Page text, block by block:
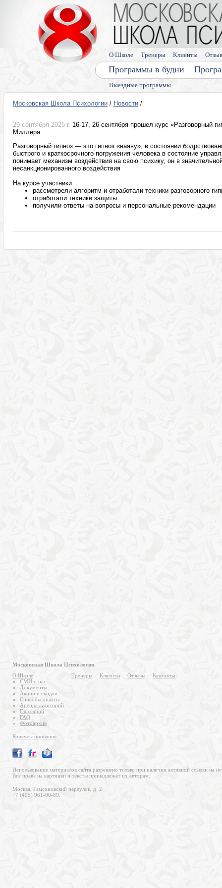
Выездные программы
Программы в будни
О Школе Тренеры Клиенты
Московская Школа Психологии / Новости /
29 сентября 2025 г. 16-17, 26 сентября прошел курс «Разговорный
Миллера
Разговорный гипноз — это гипноз «наяву», в состоянии
быстрого и краткосрочного погружения человека в состояние
понимает механизм воздействия на свою психику, он в
несанкционированного воздействия
На курсе участники
рассмотрели алгоритм и отработали техники разговорного
отработали техники защиты
получили ответы на вопросы и персональные рекомендации
Московская Школа Психологии
О Школе
СМИ о нас
Документы
Акции и скидки
Способы оплаты
Аренда аудиторий
Глоссарий
FAQ
Фотоархив
Тренеры Клиенты Отзывы Контакты
Консультирование
Использование материалов сайта разрешено только при наличии активной ссылки на
Все права на картинки и тексты принадлежат их авторам.
Москва, Гамсоновский переулок, д. 2.
+7 (495) 961-00-89.